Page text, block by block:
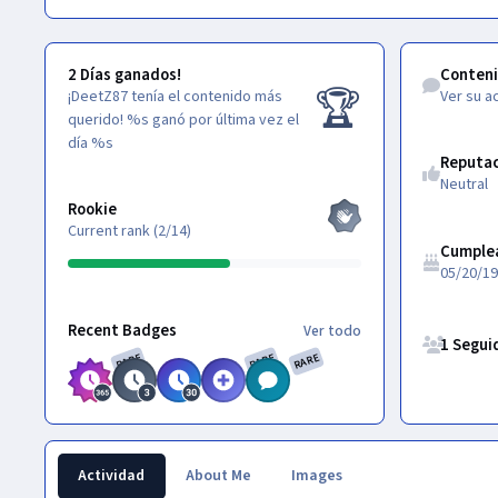
2 Días ganados!
2 Días ganados!
¡DeetZ87 tenía el contenido más
querido! %s ganó por última vez el
día %s
🏆
Rookie
Current rank (2/14)
Recent Badges Ver todo
RARE RARE RARE
Ver su
Ver su
Neutral
05/20/
1
Actividad About Me Images